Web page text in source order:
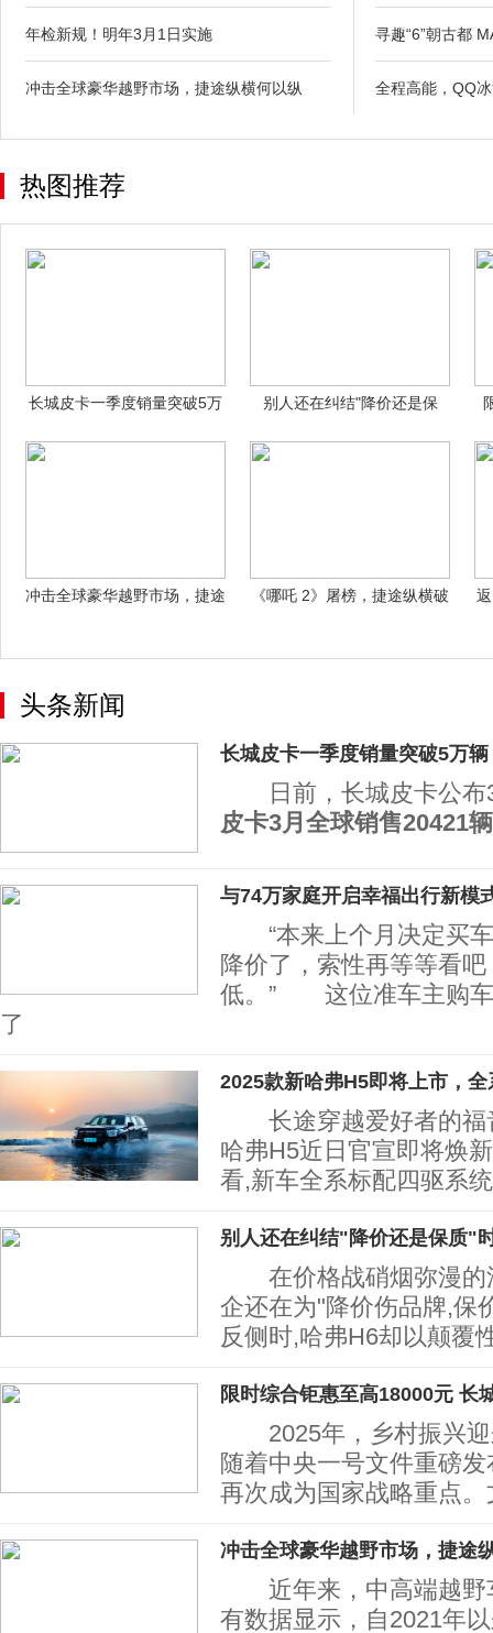
年检新规！明年3月1日实施
冲击全球豪华越野市场，捷途纵横何以纵
寻趣“6”朝古都
全程高能，QQ
热图推荐
长城皮卡一季度销量突破5万
别人还在纠结"降价还是保
冲击全球豪华越野市场，捷途
《哪吒 2》屠榜，捷途纵横破
头条新闻
长城皮卡一季度销量突破5万
日前，长城皮卡公布
皮卡3月全球销售20421
与74万家庭开启幸福出行新模
“本来上个月决定买车
降价了，索性再等等看
低。” 这位准车主购车
了
2025款新哈弗H5即将上市，全
长途穿越爱好者的福
哈弗H5近日官宣即将焕
看,新车全系标配四驱系
别人还在纠结"降价还是保质"
在价格战硝烟弥漫的
企还在为"降价伤品牌,保
反侧时,哈弗H6却以颠覆
限时综合钜惠至高18000元 长
2025年，乡村振兴迎
随着中央一号文件重磅
再次成为国家战略重点
冲击全球豪华越野市场，捷途
近年来，中高端越野
有数据显示，自2021年